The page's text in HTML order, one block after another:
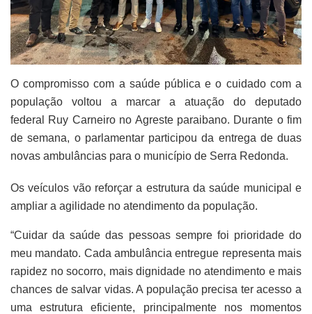
O compromisso com a saúde pública e o cuidado com a
população voltou a marcar a atuação do deputado
federal Ruy Carneiro no Agreste paraibano. Durante o fim
de semana, o parlamentar participou da entrega de duas
novas ambulâncias para o município de Serra Redonda.
Os veículos vão reforçar a estrutura da saúde municipal e
ampliar a agilidade no atendimento da população.
“Cuidar da saúde das pessoas sempre foi prioridade do
meu mandato. Cada ambulância entregue representa mais
rapidez no socorro, mais dignidade no atendimento e mais
chances de salvar vidas. A população precisa ter acesso a
uma estrutura eficiente, principalmente nos momentos